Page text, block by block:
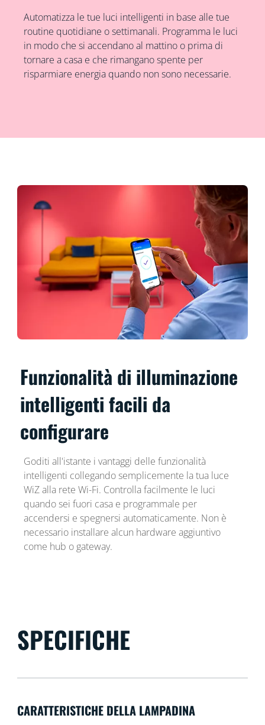
Automatizza le tue luci intelligenti in base alle tue
routine quotidiane o settimanali. Programma le luci
in modo che si accendano al mattino o prima di
tornare a casa e che rimangano spente per
risparmiare energia quando non sono necessarie.
Funzionalità di illuminazione
intelligenti facili da
configurare
Goditi all'istante i vantaggi delle funzionalità
intelligenti collegando semplicemente la tua luce
WiZ alla rete Wi-Fi. Controlla facilmente le luci
quando sei fuori casa e programmale per
accendersi e spegnersi automaticamente. Non è
necessario installare alcun hardware aggiuntivo
come hub o gateway.
SPECIFICHE
CARATTERISTICHE DELLA LAMPADINA